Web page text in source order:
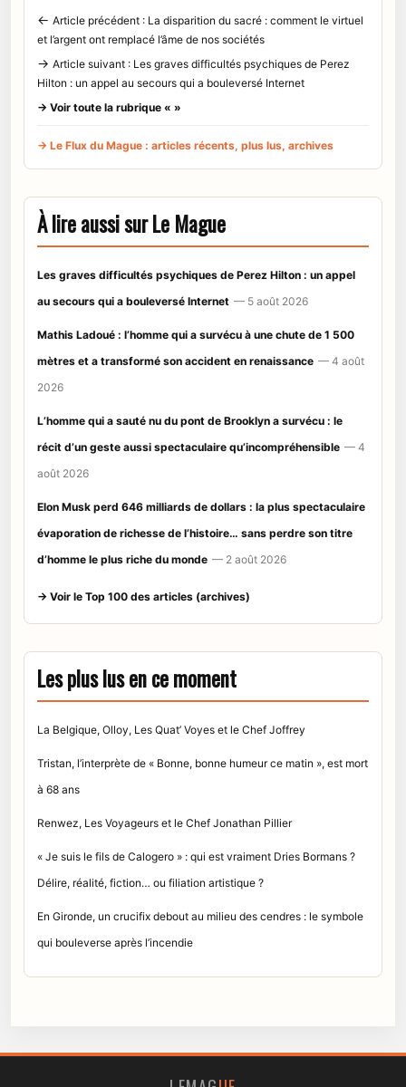
← Article précédent : La disparition du sacré : comment le virtuel
et l’argent ont remplacé l’âme de nos sociétés
→ Article suivant : Les graves difficultés psychiques de Perez
Hilton : un appel au secours qui a bouleversé Internet
→ Voir toute la rubrique « »
→ Le Flux du Mague : articles récents, plus lus, archives
À lire aussi sur Le Mague
Les graves difficultés psychiques de Perez Hilton : un appel
au secours qui a bouleversé Internet — 5 août 2026
Mathis Ladoué : l’homme qui a survécu à une chute de 1 500
mètres et a transformé son accident en renaissance — 4 août
2026
L’homme qui a sauté nu du pont de Brooklyn a survécu : le
récit d’un geste aussi spectaculaire qu’incompréhensible — 4
août 2026
Elon Musk perd 646 milliards de dollars : la plus spectaculaire
évaporation de richesse de l’histoire… sans perdre son titre
d’homme le plus riche du monde — 2 août 2026
→ Voir le Top 100 des articles (archives)
Les plus lus en ce moment
La Belgique, Olloy, Les Quat’ Voyes et le Chef Joffrey
Tristan, l’interprète de « Bonne, bonne humeur ce matin », est mort
à 68 ans
Renwez, Les Voyageurs et le Chef Jonathan Pillier
« Je suis le fils de Calogero » : qui est vraiment Dries Bormans ?
Délire, réalité, fiction… ou filiation artistique ?
En Gironde, un crucifix debout au milieu des cendres : le symbole
qui bouleverse après l’incendie